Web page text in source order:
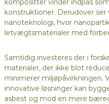
kompositter vinder indpas
konstruktioner. Derudover
nanoteknologi, hvor
letvægtsmaterialer med
Samtidig investeres der i
materialer, der ikke blot
minimerer miljøpåvirkningen.
innovative løsninger kan
asbest og mod en mere